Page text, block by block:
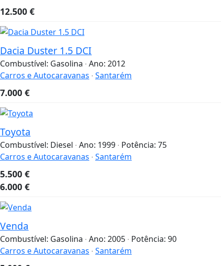
12.500 €
Dacia Duster 1.5 DCI
Combustível: Gasolina Ano: 2012
Carros e Autocaravanas Santarém
7.000 €
Toyota
Combustível: Diesel Ano: 1999 Potência: 75
Carros e Autocaravanas Santarém
5.500 €
6.000 €
Venda
Combustível: Gasolina Ano: 2005 Potência: 90
Carros e Autocaravanas Santarém